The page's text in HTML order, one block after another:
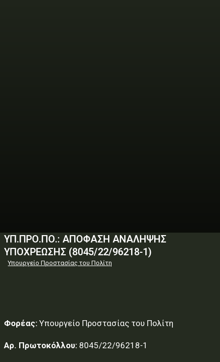
ΥΠ.ΠΡΟ.ΠΟ.: ΑΠΟΦΑΣΗ ΑΝΑΛΗΨΗΣ
ΥΠΟΧΡΕΩΣΗΣ (8045/22/96218-1)
Υπουργείο Προστασίας του Πολίτη
Φορέας: Υπουργείο Προστασίας του Πολίτη
Αρ. Πρωτοκόλλου: 8045/22/96218-1